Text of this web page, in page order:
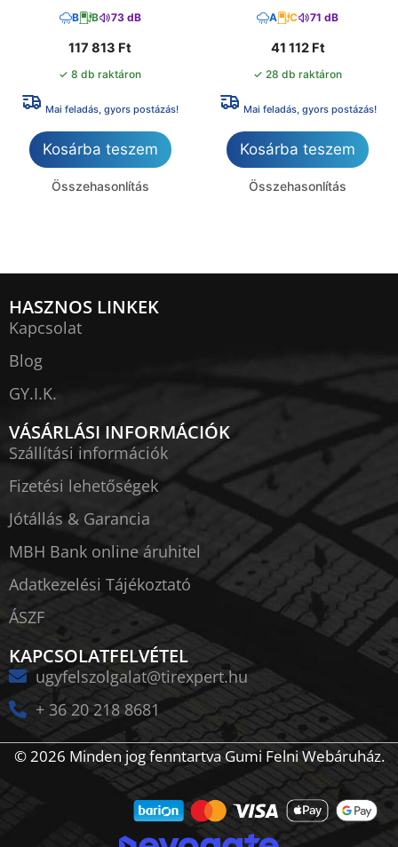
B B 73 dB
117 813 Ft
✓ 8 db raktáron
Mai feladás, gyors postázás!
Kosárba teszem
Összehasonlítás
A C 71 dB
41 112 Ft
✓ 28 db raktáron
Mai feladás, gyors postázás!
Kosárba teszem
Összehasonlítás
HASZNOS LINKEK
Kapcsolat
Blog
GY.I.K.
VÁSÁRLÁSI INFORMÁCIÓK
Szállítási információk
Fizetési lehetőségek
Jótállás & Garancia
MBH Bank online áruhitel
Adatkezelési Tájékoztató
ÁSZF
KAPCSOLATFELVÉTEL
ugyfelszolgalat@tirexpert.hu
+ 36 20 218 8681
© 2026 Minden jog fenntartva Gumi Felni Webáruház.